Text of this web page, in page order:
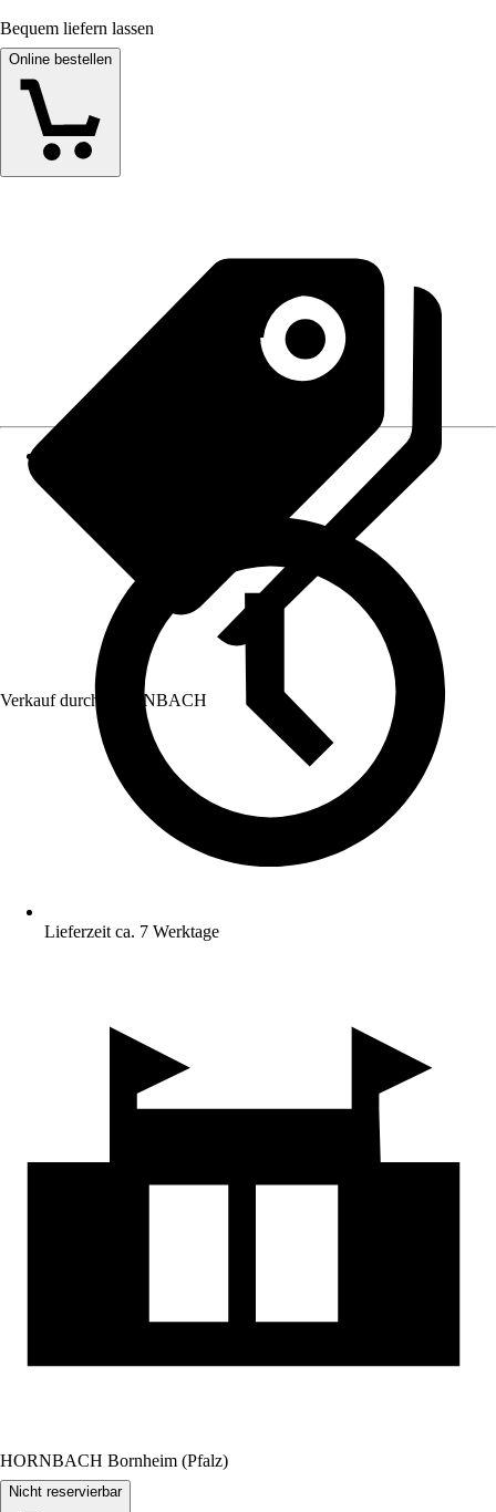
Bequem liefern lassen
Online bestellen
Verkauf durch: HORNBACH
Lieferzeit ca. 7 Werktage
HORNBACH Bornheim (Pfalz)
Nicht reservierbar